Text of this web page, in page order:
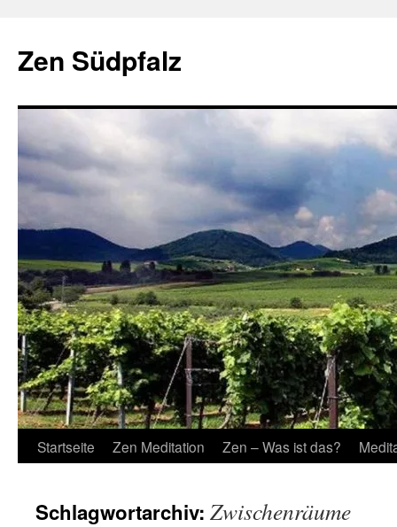
springen
Zen Südpfalz
Startseite Zen Meditation Zen – Was ist das?
Schlagwortarchiv: Zwischenräume